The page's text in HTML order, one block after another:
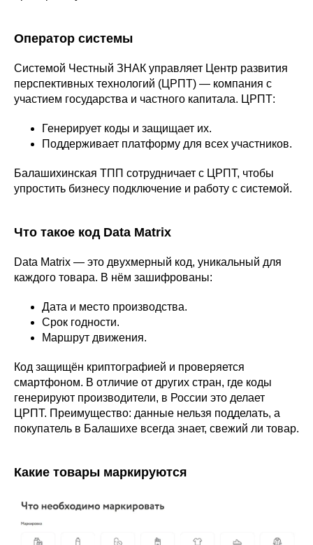
Оператор системы
Системой Честный ЗНАК управляет Центр развития
перспективных технологий (ЦРПТ) — компания с
участием государства и частного капитала. ЦРПТ:
Генерирует коды и защищает их.
Поддерживает платформу для всех участников.
Балашихинская ТПП сотрудничает с ЦРПТ, чтобы
упростить бизнесу подключение и работу с системой.
Что такое код Data Matrix
Data Matrix — это двухмерный код, уникальный для
каждого товара. В нём зашифрованы:
Дата и место производства.
Срок годности.
Маршрут движения.
Код защищён криптографией и проверяется
смартфоном. В отличие от других стран, где коды
генерируют производители, в России это делает
ЦРПТ. Преимущество: данные нельзя подделать, а
покупатель в Балашихе всегда знает, свежий ли товар.
Какие товары маркируются